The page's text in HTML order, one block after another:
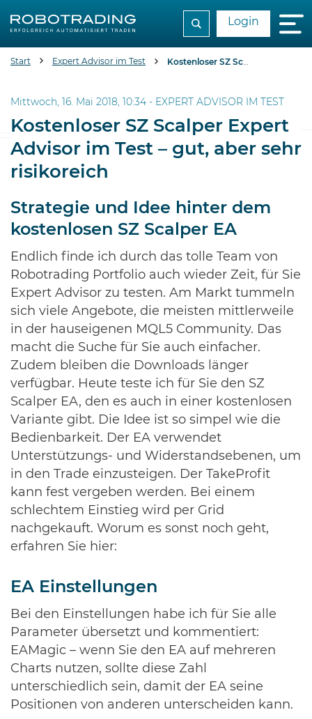
Login
Start Expert Advisor im Test Kostenloser SZ Scalper Expert Advisor im Test - gut, aber sehr risikoreich
Mittwoch, 16. Mai 2018, 10:34 - EXPERT ADVISOR IM TEST
Kostenloser SZ Scalper Expert
Advisor im Test – gut, aber sehr
risikoreich
Strategie und Idee hinter dem
kostenlosen SZ Scalper EA
Endlich finde ich durch das tolle Team von
Robotrading Portfolio auch wieder Zeit, für Sie
Expert Advisor zu testen. Am Markt tummeln
sich viele Angebote, die meisten mittlerweile
in der hauseigenen MQL5 Community. Das
macht die Suche für Sie auch einfacher.
Zudem bleiben die Downloads länger
verfügbar. Heute teste ich für Sie den SZ
Scalper EA, den es auch in einer kostenlosen
Variante gibt. Die Idee ist so simpel wie die
Bedienbarkeit. Der EA verwendet
Unterstützungs- und Widerstandsebenen, um
in den Trade einzusteigen. Der TakeProfit
kann fest vergeben werden. Bei einem
schlechtem Einstieg wird per Grid
nachgekauft. Worum es sonst noch geht,
erfahren Sie hier:
EA Einstellungen
Bei den Einstellungen habe ich für Sie alle
Parameter übersetzt und kommentiert:
EAMagic – wenn Sie den EA auf mehreren
Charts nutzen, sollte diese Zahl
unterschiedlich sein, damit der EA seine
Positionen von anderen unterscheiden kann.